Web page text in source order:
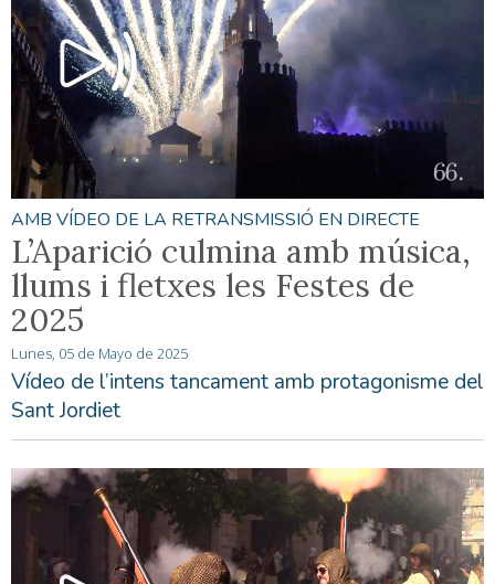
AMB VÍDEO DE LA RETRANSMISSIÓ EN DIRECTE
L’Aparició culmina amb música,
llums i fletxes les Festes de
2025
Lunes, 05 de Mayo de 2025
Vídeo de l’intens tancament amb protagonisme del
Sant Jordiet